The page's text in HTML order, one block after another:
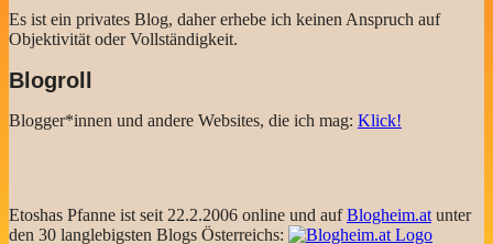
Es ist ein privates Blog, daher erhebe ich keinen Anspruch auf
Objektivität oder Vollständigkeit.
Blogroll
Blogger*innen und andere Websites, die ich mag: Klick!
Etoshas Pfanne ist seit 22.2.2006 online und aufBlogheim.at unter
den 30 langlebigsten Blogs Österreichs: